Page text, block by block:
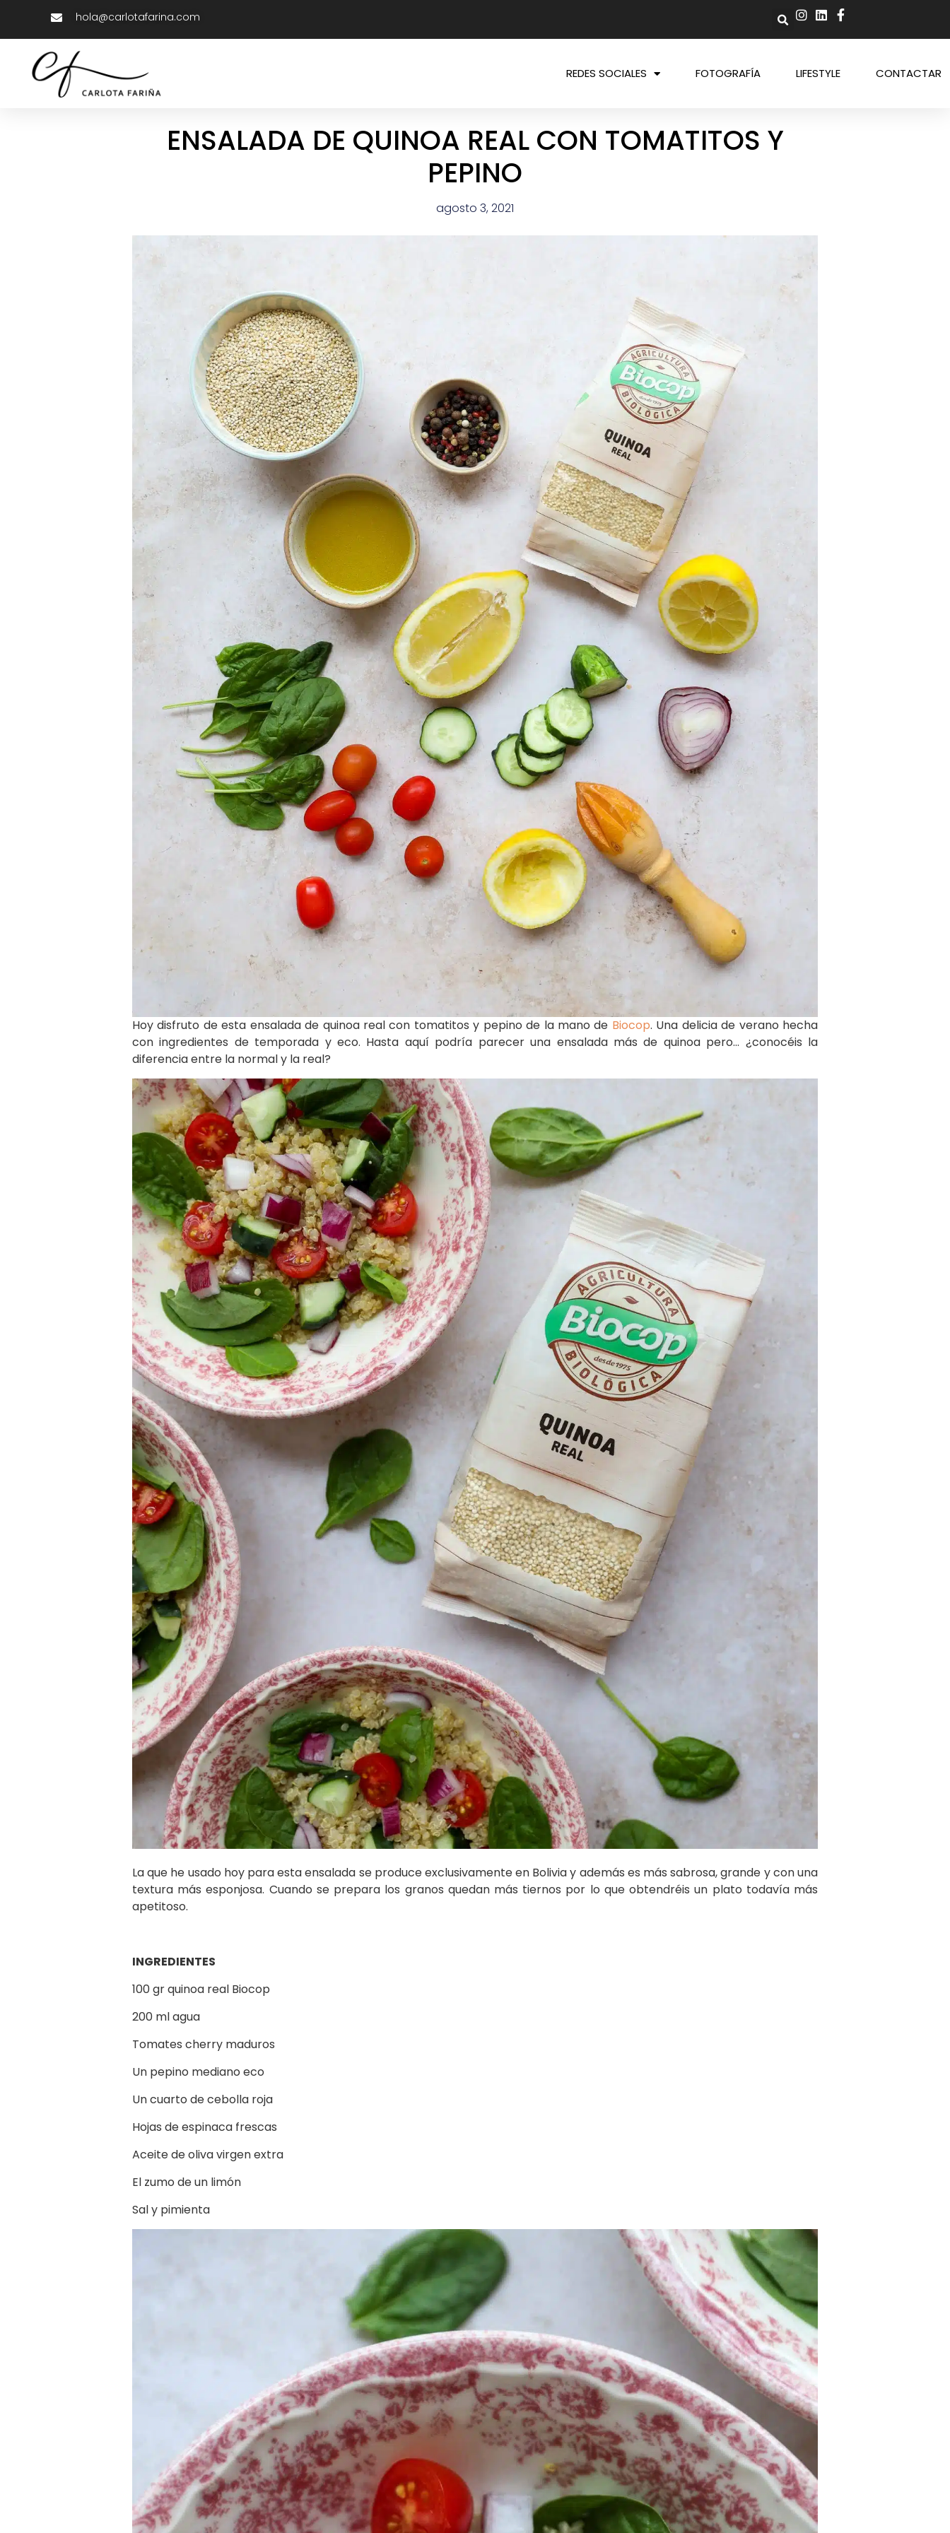
hola@carlotafarina.com
REDES SOCIALES FOTOGRAFÍA LIFESTYLE CONTACTAR
ENSALADA DE QUINOA REAL CON TOMATITOS Y
PEPINO
agosto 3, 2021
Hoy disfruto de esta ensalada de quinoa real con tomatitos y pepino de la mano de Biocop. Una delicia de verano hecha
con ingredientes de temporada y eco. Hasta aquí podría parecer una ensalada más de quinoa pero… ¿conocéis la
diferencia entre la normal y la real?
La que he usado hoy para esta ensalada se produce exclusivamente en Bolivia y además es más sabrosa, grande y con una
textura más esponjosa. Cuando se prepara los granos quedan más tiernos por lo que obtendréis un plato todavía más
apetitoso.
INGREDIENTES
100 gr quinoa real Biocop
200 ml agua
Tomates cherry maduros
Un pepino mediano eco
Un cuarto de cebolla roja
Hojas de espinaca frescas
Aceite de oliva virgen extra
El zumo de un limón
Sal y pimienta